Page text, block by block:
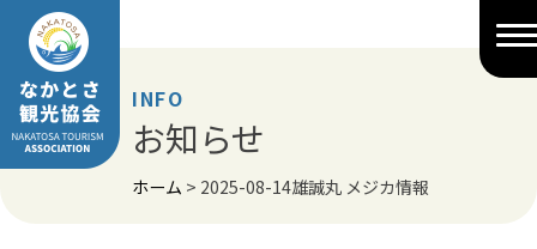
Skip
content
INFO
お知らせ
ホーム > 2025-08-14雄誠丸 メジカ情報